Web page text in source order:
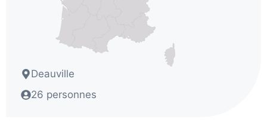
Deauville
26 personnes